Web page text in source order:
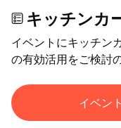
キッチンカ
イベントにキッチン
の有効活用をご検討
イベン